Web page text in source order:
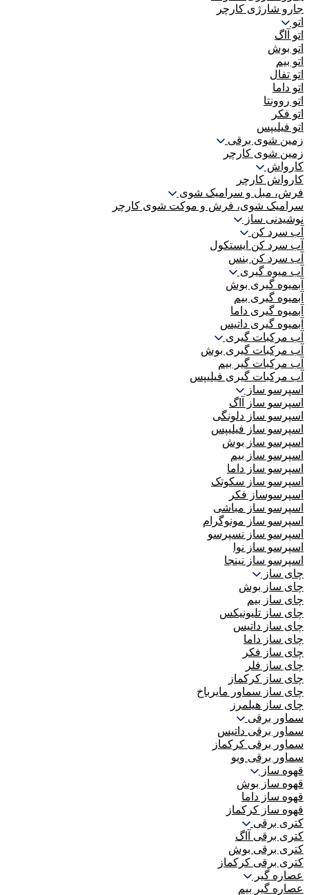
جارو شارژی کارچر
اتو
اتو آاگ
اتو بوش
اتو بیم
اتو تفال
اتو داما
اتو روونتا
اتو فکر
اتو فیلیپس
زمین شوی برقی
زمین شوی کارچر
کارواش
کارواش کارچر
فرش، مبل و سرامیک شوی
سرامیک شوی، فرش و موکت شوی کارچر
نوشیدنی ساز
آب سرد کن
آب سرد کن ایستکول
آب سرد کن بنس
آب میوه گیری
آبمیوه گیری بوش
آبمیوه گیری بیم
آبمیوه گیری داما
آبمیوه گیری داتیس
آب مرکبات گیری
آب مرکبات گیری بوش
آب مرکبات گیر بیم
آب مرکبات گیری فیلیپس
اسپرسو ساز
اسپرسو ساز آاگ
اسپرسو ساز دلونگی
اسپرسو ساز فیلیپس
اسپرسو ساز بوش
اسپرسو ساز بیم
اسپرسو ساز داما
اسپرسو ساز سکوتک
اسپرسوساز فکر
اسپرسو ساز مباشی
اسپرسو ساز مونوگرام
اسپرسو ساز نسپرسو
اسپرسو ساز نوا
اسپرسو ساز نینجا
چای ساز
چای ساز بوش
چای ساز بیم
چای ساز تلیونیکس
چای ساز داتیس
چای ساز داما
چای ساز فکر
چای ساز فلر
چای ساز کرکماز
چای ساز سماور مایرباخ
چای ساز هیلمرز
سماور برقی
سماور برقی داتیس
سماور برقی کرکماز
سماور برقی ویو
قهوه ساز
قهوه ساز بوش
قهوه ساز داما
قهوه ساز کرکماز
کتری برقی
کتری برقی آاگ
کتری برقی بوش
کتری برقی کرکماز
عصاره گیر
عصاره گیر بیم